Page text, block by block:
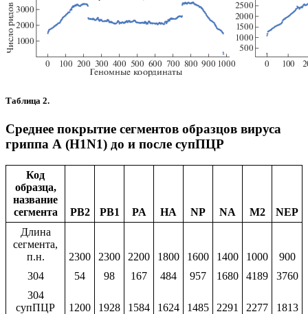
Таблица 2.
Среднее покрытие сегментов образцов вируса
гриппа А (H1N1) до и после супПЦР
Код
образца,
название
сегмента
PB2 PB1 PA HA NP NA M2
NEP
Длина
сегмента,
п.н.
2300 2300 2200 1800 1600 1400 1000
900
304
54 98 167 484 957 1680 4189
3760
304
супПЦР
1200 1928 1584 1624 1485 2291 2277
1813